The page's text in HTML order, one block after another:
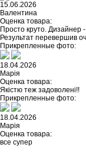
15.06.2026
Валентина
Оценка товара:
Просто круто. Дизайнер
Результат перевершив
Прикрепленные фото:
18.04.2026
Марія
Оценка товара:
Якістю теж задоволені!!
Прикрепленные фото:
18.04.2026
Марія
Оценка товара:
все супер